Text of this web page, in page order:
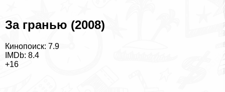
За гранью (2008)
Кинопоиск: 7.9
IMDb: 8.4
+16